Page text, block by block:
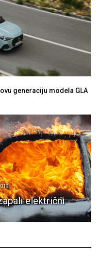
generaciju modela GLA
električni